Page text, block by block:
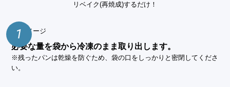
リベイク(再焼成)するだけ！
1
必要な量を袋から冷凍のまま取り出します。
※残ったパンは乾燥を防ぐため、袋の口をしっかりと密閉してくださ
い。